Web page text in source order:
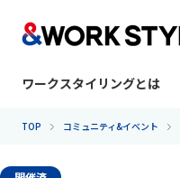
ワークスタイリングとは
TOP コミュニティ&イベント